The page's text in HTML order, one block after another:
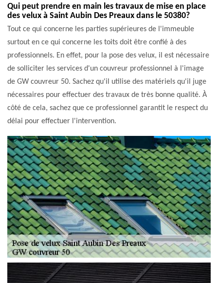
Qui peut prendre en main les travaux de mise en place
des velux à Saint Aubin Des Preaux dans le 50380?
Tout ce qui concerne les parties supérieures de l'immeuble
surtout en ce qui concerne les toits doit être confié à des
professionnels. En effet, pour la pose des velux, il est nécessaire
de solliciter les services d'un couvreur professionnel à l'image
de GW couvreur 50. Sachez qu'il utilise des matériels qu'il juge
nécessaires pour effectuer des travaux de très bonne qualité. À
côté de cela, sachez que ce professionnel garantit le respect du
délai pour effectuer l'intervention.